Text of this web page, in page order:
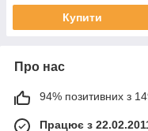
Купити
Про нас
94% позитивних з
Працює з